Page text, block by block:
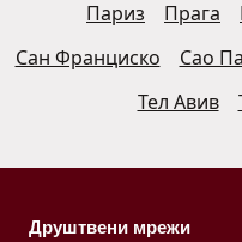
Париз
Прага
Сан Франциско
Сао
Тел Авив
Друштвени мрежи